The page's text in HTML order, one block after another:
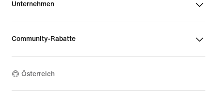
Unternehmen
Community-Rabatte
Österreich